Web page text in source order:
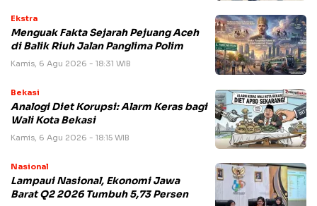
Ekstra
Menguak Fakta Sejarah Pejuang Aceh
di Balik Riuh Jalan Panglima Polim
Kamis, 6 Agu 2026 - 18:31 WIB
Bekasi
Analogi Diet Korupsi: Alarm Keras bagi
Wali Kota Bekasi
Kamis, 6 Agu 2026 - 18:15 WIB
Nasional
Lampaui Nasional, Ekonomi Jawa
Barat Q2 2026 Tumbuh 5,73 Persen